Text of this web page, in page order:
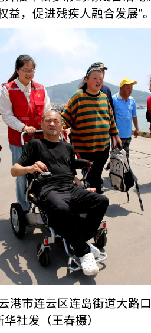
益，促进残疾人融合发展”
港市连云区连岛街道大路
社发（王春摄）